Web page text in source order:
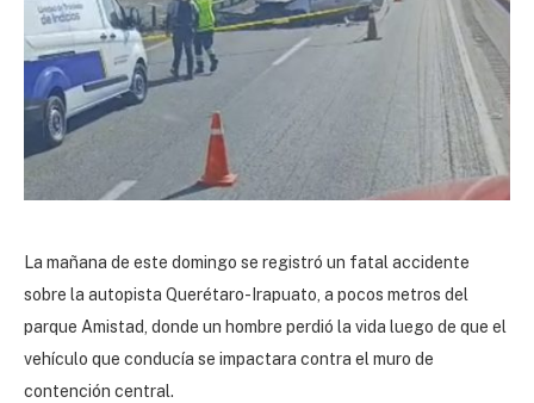
La mañana de este domingo se registró un fatal accidente
sobre la autopista Querétaro-Irapuato, a pocos metros del
parque Amistad, donde un hombre perdió la vida luego de que el
vehículo que conducía se impactara contra el muro de
contención central.